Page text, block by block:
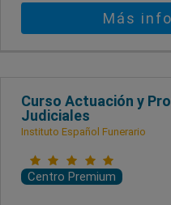
Más
Curso Actuación y
Judiciales
Instituto Español Funerario
Centro Premium